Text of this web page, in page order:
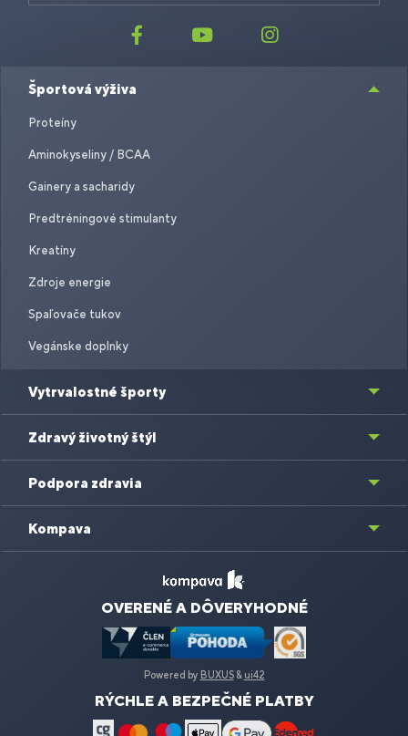
Športová výživa
Proteíny
Aminokyseliny / BCAA
Gainery a sacharidy
Predtréningové stimulanty
Kreatíny
Zdroje energie
Spaľovače tukov
Vegánske doplnky
Vytrvalostné športy
Zdravý životný štýl
Podpora zdravia
Kompava
OVERENÉ A DÔVERYHODNÉ
Powered by BUXUS& ui42
RÝCHLE A BEZPEČNÉ PLATBY